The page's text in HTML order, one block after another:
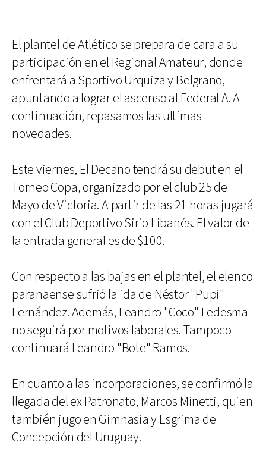
El plantel de Atlético se prepara de cara a su
participación en el Regional Amateur, donde
enfrentará a Sportivo Urquiza y Belgrano,
apuntando a lograr el ascenso al Federal A. A
continuación, repasamos las ultimas
novedades.
Este viernes, El Decano tendrá su debut en el
Torneo Copa, organizado por el club 25 de
Mayo de Victoria. A partir de las 21 horas jugará
con el Club Deportivo Sirio Libanés. El valor de
la entrada general es de $100.
Con respecto a las bajas en el plantel, el elenco
paranaense sufrió la ida de Néstor "Pupi"
Fernández. Además, Leandro "Coco" Ledesma
no seguirá por motivos laborales. Tampoco
continuará Leandro "Bote" Ramos.
En cuanto a las incorporaciones, se confirmó la
llegada del ex Patronato, Marcos Minetti, quien
también jugo en Gimnasia y Esgrima de
Concepción del Uruguay.